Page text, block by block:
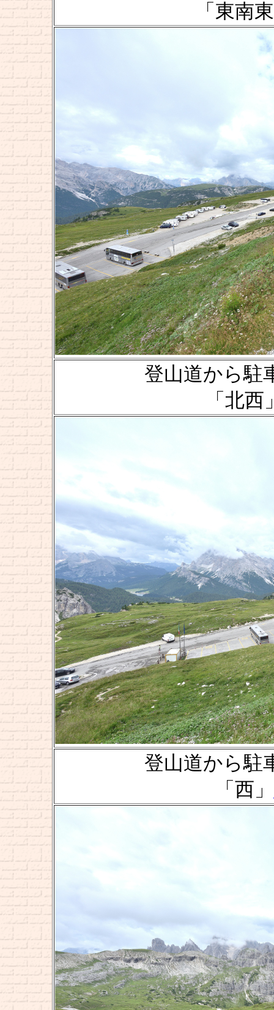
「東南
登山道から駐
「北西
登山道から駐
「西」